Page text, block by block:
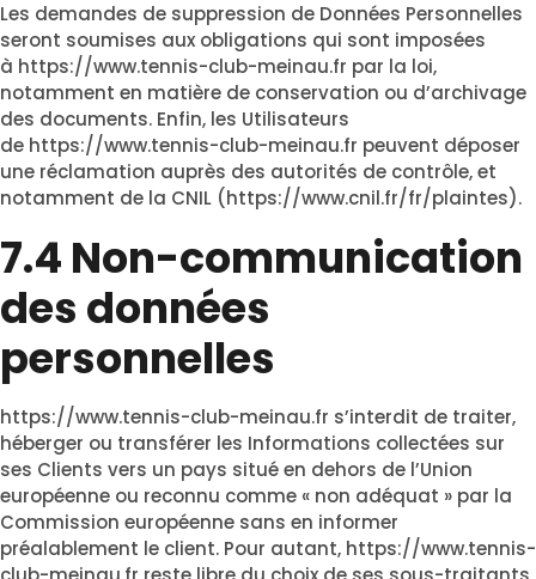
Les demandes de suppression de Données Personnelles
seront soumises aux obligations qui sont imposées
à https://www.tennis-club-meinau.fr par la loi,
notamment en matière de conservation ou d’archivage
des documents. Enfin, les Utilisateurs
de https://www.tennis-club-meinau.fr peuvent déposer
une réclamation auprès des autorités de contrôle, et
notamment de la CNIL (https://www.cnil.fr/fr/plaintes).
7.4 Non-communication
des données
personnelles
https://www.tennis-club-meinau.fr s’interdit de traiter,
héberger ou transférer les Informations collectées sur
ses Clients vers un pays situé en dehors de l’Union
européenne ou reconnu comme « non adéquat » par la
Commission européenne sans en informer
préalablement le client. Pour autant, https://www.tennis-